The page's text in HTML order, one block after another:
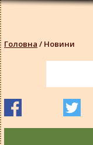
Головна / Новини